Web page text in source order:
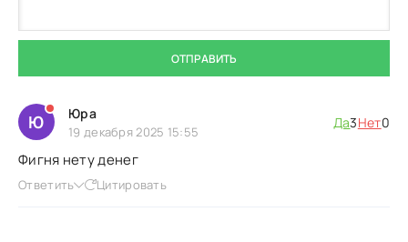
ОТПРАВИТЬ
Ю Юра
19 декабря 2025 15:55
Да3Нет0
Фигня нету денег
Ответить Цитировать